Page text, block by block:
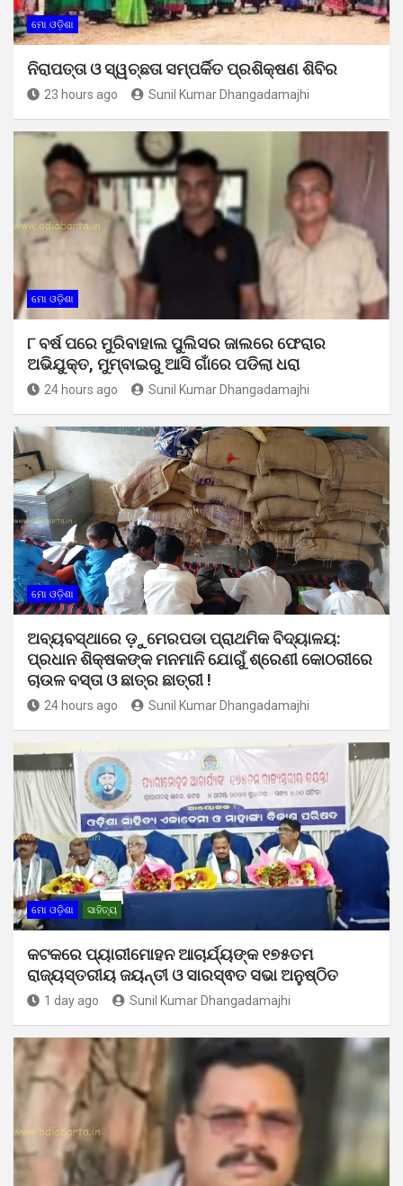
ମୋ ଓଡ଼ିଶା
ନିରାପତ୍ତା ଓ ସ୍ୱଚ୍ଛତା ସମ୍ପର୍କିତ ପ୍ରଶିକ୍ଷଣ ଶିବିର
23 hours ago Sunil Kumar Dhangadamajhi
ମୋ ଓଡ଼ିଶା
୮ ବର୍ଷ ପରେ ମୁରିବାହାଲ ପୁଲିସର ଜାଲରେ ଫେରାର
ଅଭିଯୁକ୍ତ, ମୁମ୍ବାଇରୁ ଆସି ଗାଁରେ ପଡିଲା ଧରା
24 hours ago Sunil Kumar Dhangadamajhi
ମୋ ଓଡ଼ିଶା
ଅବ୍ୟବସ୍ଥାରେ ଡ଼ୁମେରପଡା ପ୍ରାଥମିକ ବିଦ୍ୟାଳୟ:
ପ୍ରଧାନ ଶିକ୍ଷକଙ୍କ ମନମାନି ଯୋଗୁଁ ଶ୍ରେଣୀ କୋଠରୀରେ
ଚାଉଳ ବସ୍ତା ଓ ଛାତ୍ର ଛାତ୍ରୀ !
24 hours ago Sunil Kumar Dhangadamajhi
ମୋ ଓଡ଼ିଶା ସାହିତ୍ୟ
କଟକରେ ପ୍ୟାରୀମୋହନ ଆଚାର୍ଯ୍ୟଙ୍କ ୧୭୫ତମ
ରାଜ୍ୟସ୍ତରୀୟ ଜୟନ୍ତୀ ଓ ସାରସ୍ଵତ ସଭା ଅନୁଷ୍ଠିତ
1 day ago Sunil Kumar Dhangadamajhi